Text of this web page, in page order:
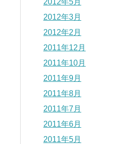
2012年3月
2012年2月
2011年12月
2011年10月
2011年9月
2011年8月
2011年7月
2011年6月
2011年5月